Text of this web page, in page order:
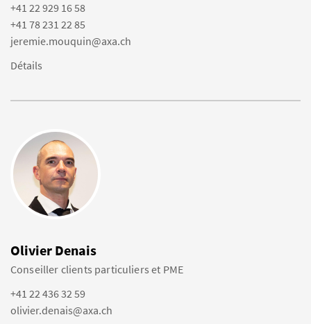
+41 22 929 16 58
+41 78 231 22 85
jeremie.mouquin@axa.ch
Détails
Olivier Denais
Conseiller clients particuliers et PME
+41 22 436 32 59
olivier.denais@axa.ch